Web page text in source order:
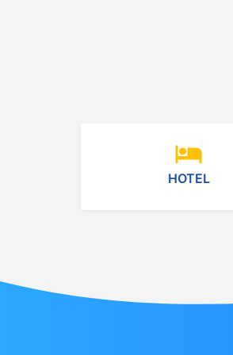
hotel
HOTEL